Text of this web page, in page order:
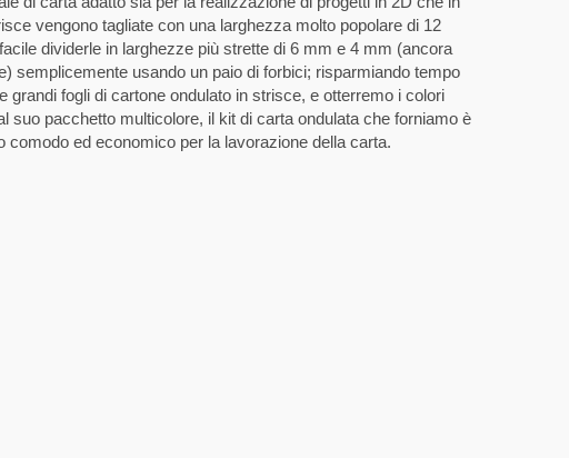
vengono tagliate con una larghezza molto popolare di 12
dividerle in larghezze più strette di 6 mm e 4 mm (ancora
semplicemente usando un paio di forbici; risparmiando tempo
grandi fogli di cartone ondulato in strisce, e otterremo i colori
suo pacchetto multicolore, il kit di carta ondulata che forniamo è
comodo ed economico per la lavorazione della carta.